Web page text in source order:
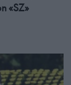
«SZ»